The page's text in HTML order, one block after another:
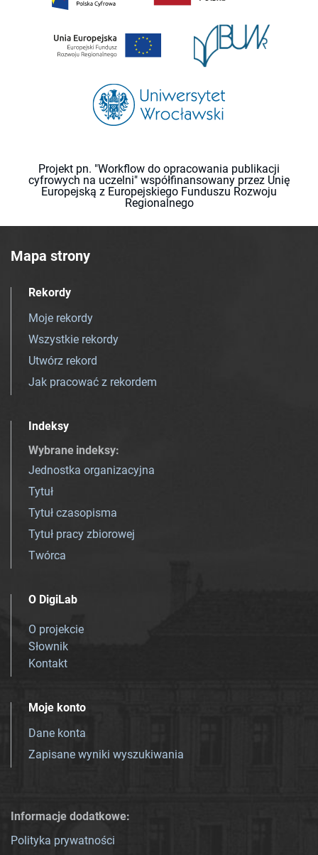
Projekt pn. "Workflow do opracowania publikacji
cyfrowych na uczelni" współfinansowany przez Unię
Europejską z Europejskiego Funduszu Rozwoju
Regionalnego
Mapa strony
Rekordy
Moje rekordy
Wszystkie rekordy
Utwórz rekord
Jak pracować z rekordem
Indeksy
Wybrane indeksy:
Jednostka organizacyjna
Tytuł
Tytuł czasopisma
Tytuł pracy zbiorowej
Twórca
O DigiLab
O projekcie
Słownik
Kontakt
Moje konto
Dane konta
Zapisane wyniki wyszukiwania
Informacje dodatkowe:
Polityka prywatności